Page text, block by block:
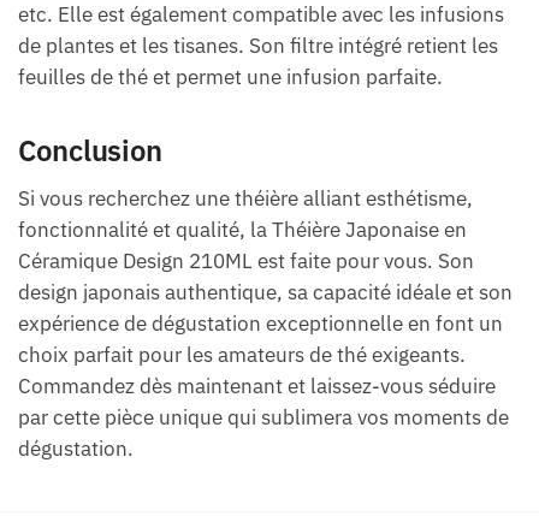
etc. Elle est également compatible avec les infusions
de plantes et les tisanes. Son filtre intégré retient les
feuilles de thé et permet une infusion parfaite.
Conclusion
Si vous recherchez une théière alliant esthétisme,
fonctionnalité et qualité, la Théière Japonaise en
Céramique Design 210ML est faite pour vous. Son
design japonais authentique, sa capacité idéale et son
expérience de dégustation exceptionnelle en font un
choix parfait pour les amateurs de thé exigeants.
Commandez dès maintenant et laissez-vous séduire
par cette pièce unique qui sublimera vos moments de
dégustation.